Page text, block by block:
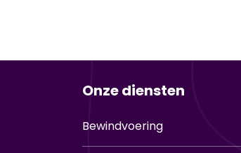
Onze diensten
Bewindvoering